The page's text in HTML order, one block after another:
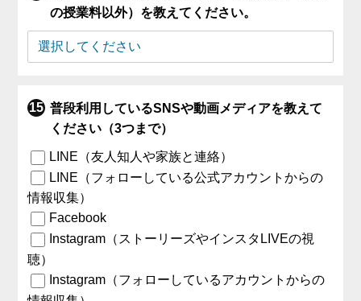
の授業料以外）を教えてください。
普段利用しているSNSや動画メディアを教えて
ください（3つまで）
LINE（友人知人や家族と連絡）
LINE（フォローしている公式アカウントからの
情報収集）
Facebook
Instagram（ストーリーズやインスタLIVEの視
聴）
Instagram（フォローしているアカウントからの